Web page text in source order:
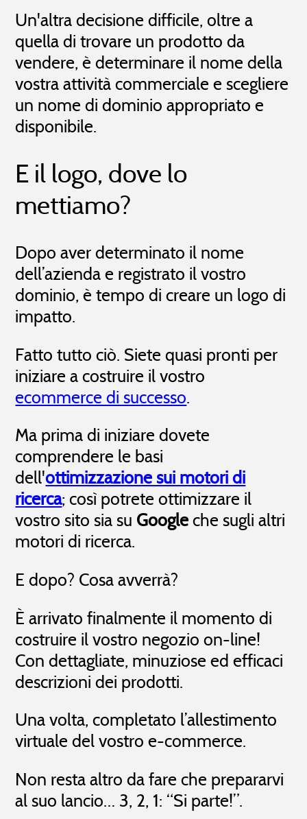
Un'altra decisione difficile, oltre a
quella di trovare un prodotto da
vendere, è determinare il nome della
vostra attività commerciale e scegliere
un nome di dominio appropriato e
disponibile.
E il logo, dove lo
mettiamo?
Dopo aver determinato il nome
dell’azienda e registrato il vostro
dominio, è tempo di creare un logo di
impatto.
Fatto tutto ciò. Siete quasi pronti per
iniziare a costruire il vostro
ecommerce di successo.
Ma prima di iniziare dovete
comprendere le basi
dell'ottimizzazione sui motori di
ricerca; così potrete ottimizzare il
vostro sito sia su Googleche sugli altri
motori di ricerca.
E dopo? Cosa avverrà?
È arrivato finalmente il momento di
costruire il vostro negozio on-line!
Con dettagliate, minuziose ed efficaci
descrizioni dei prodotti.
Una volta, completato l’allestimento
virtuale del vostro e-commerce.
Non resta altro da fare che prepararvi
al suo lancio… 3, 2, 1: “Si parte!”.